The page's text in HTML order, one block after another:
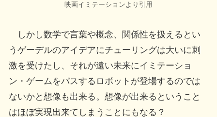
映画イミテーションより引用
しかし数学で言葉や概念、関係性を扱えるとい
うゲーデルのアイデアにチューリングは大いに刺
激を受けたし、それが遠い未来にイミテーショ
ン・ゲームをパスするロボットが登場するのでは
ないかと想像も出来る。想像が出来るということ
はほぼ実現出来てしまうことにもなる？